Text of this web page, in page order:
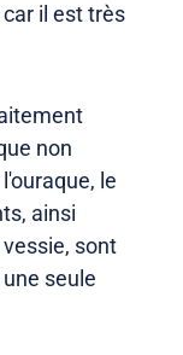
il est très
non
le
ainsi
sont
seule